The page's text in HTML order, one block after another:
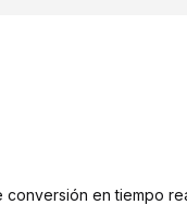
en tiempo